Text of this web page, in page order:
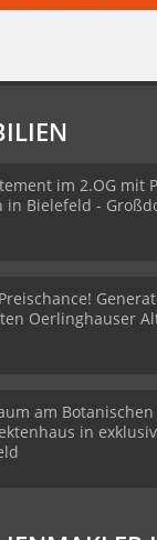
im 2.OG mit
in Bielefeld -
Oerlinghauser
am
in